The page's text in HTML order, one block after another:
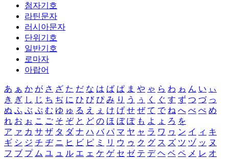
첨자기호
라틴문자
러시아문자
단위기호
일반기호
로마자
아랍어
あ ぁ か が さ ざ た だ な は ば ぱ ま や ゃ ら わ ゎ ん い ぃ
き ぎ し じ ち ぢ に ひ び ぴ み り う ぅ く ぐ す ず つ づ っ
ぬ ふ ぶ ぷ む ゆ ゅ る え ぇ け げ せ ぜ て で ね へ べ ぺ め
れ お ぉ こ ご そ ぞ と ど の ほ ぼ ぽ も よ ょ ろ を
ア ァ カ サ ザ タ ダ ナ ハ バ パ マ ヤ ャ ラ ワ ヮ ン イ ィ キ
ギ シ ジ チ ヂ ニ ヒ ビ ピ ミ リ ウ ゥ ク グ ス ズ ツ ヅ ッ ヌ
フ ブ プ ム ユ ュ ル エ ェ ケ ゲ セ ゼ テ デ ヘ ベ ペ メ レ オ